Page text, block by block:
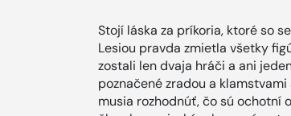
Stojí láska za príkoria, ktoré so
Lesiou pravda zmietla všetky
zostali len dvaja hráči a ani
poznačené zradou a
musia rozhodnúť, čo sú ochotní